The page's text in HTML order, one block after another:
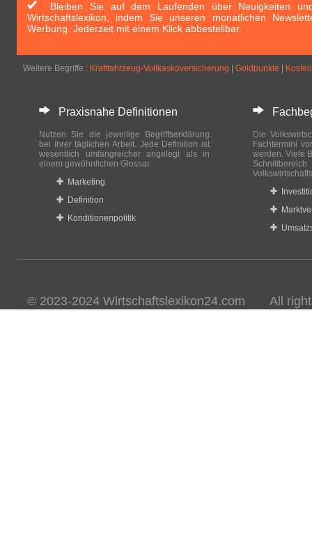
Bleiben Sie auf dem Laufenden über Neuigkeiten
Wirtschaftslexikon, indem Sie unseren monatlichen
Werbung. Jederzeit mit einem Klick abbestellbar.
Weitere Begriffe : Kraftfahrzeug-Vollkaskoversicherung Goldpunkte
Praxisnahe Definitionen
Nutzen Sie die jeweilige Begriffserklärung
bei Ihrer täglichen Arbeit. Jede Definition ist
wesentlich umfangreicher angelegt als in
einem gewöhnlichen Glossar.
Marketing
Definition
Konditionenpolitik
Die
Fachtermini
werden. Viele
© 2023-2024 Wirtschaftslexikon24.com All